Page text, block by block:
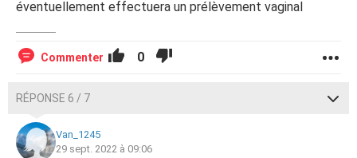
éventuellement effectuera un prélèvement vaginal
Commenter 0
RÉPONSE 6 / 7
Van_1245
29 sept. 2022 à 09:06